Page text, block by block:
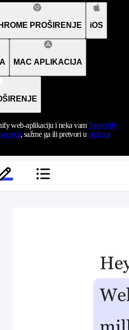
PROŠIRENJE iOS
MAC APLIKACIJA
web-aplikaciju i neka vam Speechify
, sažme ga ili pretvori u podcast